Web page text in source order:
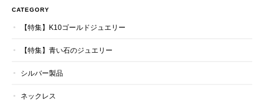
CATEGORY
【特集】K10ゴールドジュエリー
【特集】青い石のジュエリー
シルバー製品
ネックレス